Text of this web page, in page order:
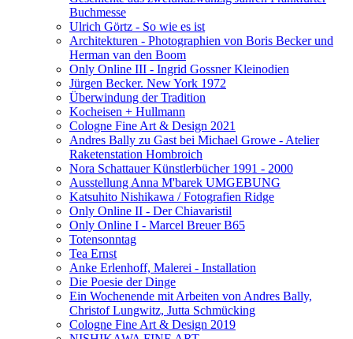
Buchmesse
Ulrich Görtz - So wie es ist
Architekturen - Photographien von Boris Becker und
Herman van den Boom
Only Online III - Ingrid Gossner Kleinodien
Jürgen Becker. New York 1972
Überwindung der Tradition
Kocheisen + Hullmann
Cologne Fine Art & Design 2021
Andres Bally zu Gast bei Michael Growe - Atelier
Raketenstation Hombroich
Nora Schattauer Künstlerbücher 1991 - 2000
Ausstellung Anna M'barek UMGEBUNG
Katsuhito Nishikawa / Fotografien Ridge
Only Online II - Der Chiavaristil
Only Online I - Marcel Breuer B65
Totensonntag
Tea Ernst
Anke Erlenhoff, Malerei - Installation
Die Poesie der Dinge
Ein Wochenende mit Arbeiten von Andres Bally,
Christof Lungwitz, Jutta Schmücking
Cologne Fine Art & Design 2019